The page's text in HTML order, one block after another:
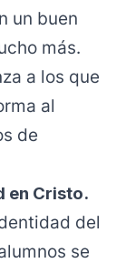
un buen
más.
a los que
al
de
en Cristo.
del
se